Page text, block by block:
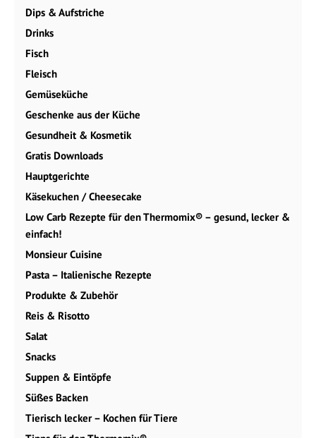
Dips & Aufstriche
Drinks
Fisch
Fleisch
Gemüseküche
Geschenke aus der Küche
Gesundheit & Kosmetik
Gratis Downloads
Hauptgerichte
Käsekuchen / Cheesecake
Low Carb Rezepte für den Thermomix® – gesund, lecker &
einfach!
Monsieur Cuisine
Pasta – Italienische Rezepte
Produkte & Zubehör
Reis & Risotto
Salat
Snacks
Suppen & Eintöpfe
Süßes Backen
Tierisch lecker – Kochen für Tiere